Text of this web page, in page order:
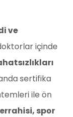
ve
içinde
sertifika
ile ön
spor